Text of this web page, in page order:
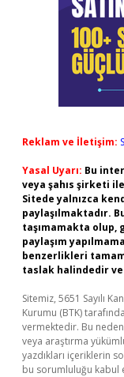
Reklam ve İletişim:
Yasal Uyarı: Bu
veya şahıs şirketi
Sitede yalnızca
paylaşılmaktadır.
taşımamakta olup,
paylaşım
benzerlikleri
taslak halindedir
Sitemiz, 5651 Sayılı
Kurumu (BTK)
vermektedir. Bu
veya araştırma
yazdıkları içeriklerin
bu sorumluluğu kabul